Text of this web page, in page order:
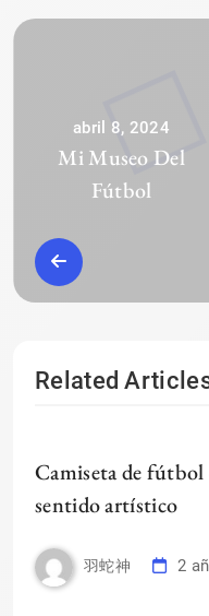
abril 8, 2024
Mi Museo Del
Fútbol
Related
Camiseta de fútbol
sentido artístico
羽蛇神 2